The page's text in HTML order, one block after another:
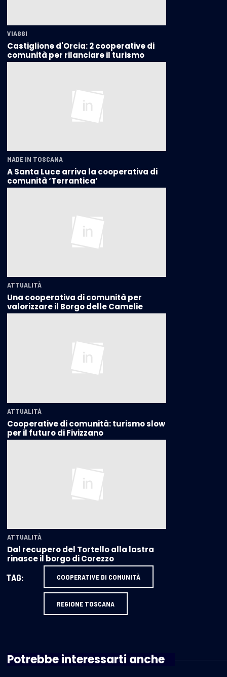
VIAGGI
Castiglione d'Orcia: 2 cooperative di
comunità per rilanciare il turismo
MADE IN TOSCANA
A Santa Luce arriva la cooperativa di
comunità ‘Terrantica’
ATTUALITÀ
Una cooperativa di comunità per
valorizzare il Borgo delle Camelie
ATTUALITÀ
Cooperative di comunità: turismo slow
per il futuro di Fivizzano
ATTUALITÀ
Dal recupero del Tortello alla lastra
rinasce il borgo di Corezzo
TAG: COOPERATIVE DI COMUNITÀ
REGIONE TOSCANA
Potrebbe interessarti anche